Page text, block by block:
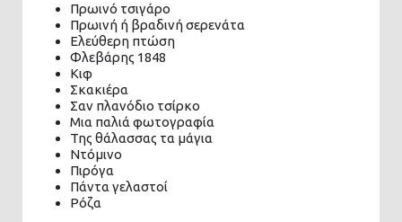
Πρωινό τσιγάρο
Πρωινή ή βραδινή σερενάτα
Ελεύθερη πτώση
Φλεβάρης 1848
Κιφ
Σκακιέρα
Σαν πλανόδιο τσίρκο
Μια παλιά φωτογραφία
Της θάλασσας τα μάγια
Ντόμινο
Πιρόγα
Πάντα γελαστοί
Ρόζα